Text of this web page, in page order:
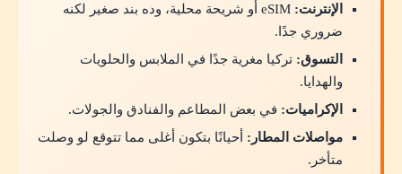
الإنترنت:
eSIM أو شريحة محلية، وده بند صغير لكنه
ضروري جدًا.
التسوق: تركيا مغرية جدًا في الملابس والحلويات
والهدايا.
الإكراميات: في بعض المطاعم والفنادق والجولات.
مواصلات المطار: أحيانًا بتكون أغلى مما تتوقع لو وصلت
متأخر.